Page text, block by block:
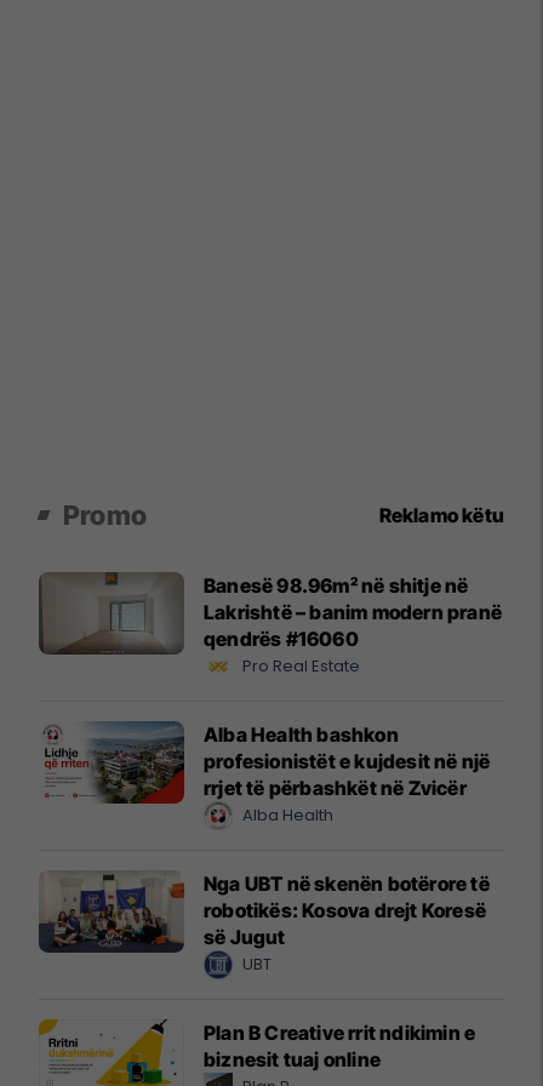
Promo Reklamo këtu
Banesë 98.96m² në shitje në
Lakrishtë – banim modern pranë
qendrës #16060
Pro Real Estate
Alba Health bashkon
profesionistët e kujdesit në një
rrjet të përbashkët në Zvicër
Alba Health
Nga UBT në skenën botërore të
robotikës: Kosova drejt Koresë
së Jugut
UBT
Plan B Creative rrit ndikimin e
biznesit tuaj online